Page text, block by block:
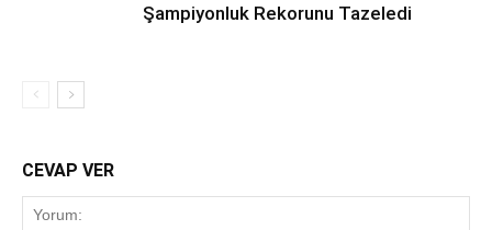
Şampiyonluk Rekorunu Tazeledi
CEVAP VER